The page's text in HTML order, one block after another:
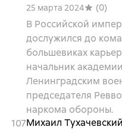
25 марта 2024
(0)
В Российской
дослужился до
большевиках
начальник
Ленинградским
председателя
наркома обороны.
107Михаил